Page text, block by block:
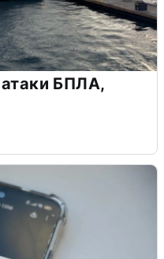
атаки БПЛА,